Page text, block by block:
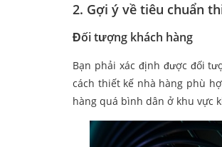
2. Gợi ý về tiêu chuẩn
Đối tượng khách hàng
Bạn phải xác định được đối
cách thiết kế nhà hàng phù
hàng quá bình dân ở khu vực